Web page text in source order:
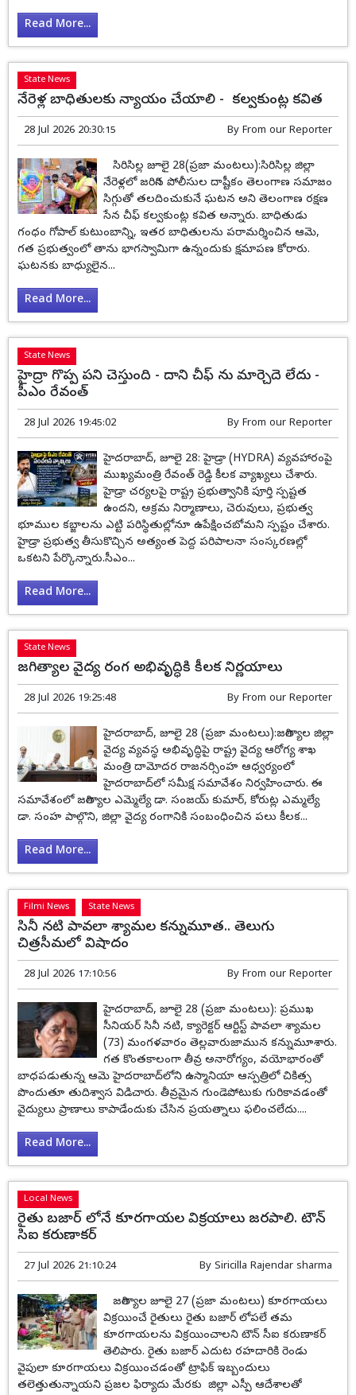
Read More...
State News
నేరెళ్ల బాధితులకు న్యాయం చేయాలి - కల్వకుంట్ల కవిత
28 Jul 2026 20:30:15 By From our Reporter
సిరిసిల్ల జూలై 28(ప్రజా మంటలు):సిరిసిల్ల జిల్లా
నేరెళ్లలో జరిగిన పోలీసుల దాష్టీకం తెలంగాణ సమాజం
సిగ్గుతో తలదించుకునే ఘటన అని తెలంగాణ రక్షణ
సేన చీఫ్ కల్వకుంట్ల కవిత అన్నారు. బాధితుడు
గంధం గోపాల్ కుటుంబాన్ని, ఇతర బాధితులను పరామర్శించిన ఆమె,
గత ప్రభుత్వంలో తాను భాగస్వామిగా ఉన్నందుకు క్షమాపణ కోరారు.
ఘటనకు బాధ్యులైన...
Read More...
State News
హైద్రా గొప్ప పని చెస్తుంది - దాని చీఫ్ ను మార్చెదె లేదు -
పీఎం రేవంత్
28 Jul 2026 19:45:02 By From our Reporter
హైదరాబాద్, జూలై 28: హైడ్రా (HYDRA) వ్యవహారంపై
ముఖ్యమంత్రి రేవంత్ రెడ్డి కీలక వ్యాఖ్యలు చేశారు.
హైడ్రా చర్యలపై రాష్ట్ర ప్రభుత్వానికి పూర్తి స్పష్టత
ఉందని, అక్రమ నిర్మాణాలు, చెరువులు, ప్రభుత్వ
భూముల కబ్జాలను ఎట్టి పరిస్థితుల్లోనూ ఉపేక్షించబోమని స్పష్టం చేశారు.
హైడ్రా ప్రభుత్వ తీసుకొచ్చిన అత్యంత పెద్ద పరిపాలనా సంస్కరణల్లో
ఒకటని పేర్కొన్నారు.సీఎం...
Read More...
State News
జగిత్యాల వైద్య రంగ అభివృద్ధికి కీలక నిర్ణయాలు
28 Jul 2026 19:25:48 By From our Reporter
హైదరాబాద్, జూలై 28 (ప్రజా మంటలు):జగిత్యాల జిల్లా
వైద్య వ్యవస్థ అభివృద్ధిపై రాష్ట్ర వైద్య ఆరోగ్య శాఖ
మంత్రి దామోదర రాజనర్సింహ ఆధ్వర్యంలో
హైదరాబాద్‌లో సమీక్ష సమావేశం నిర్వహించారు. ఈ
సమావేశంలో జగిత్యాల ఎమ్మెల్యే డా. సంజయ్ కుమార్, కోరుట్ల ఎమ్మల్యే
డా. సంహ పాల్గొని, జిల్లా వైద్య రంగానికి సంబంధించిన పలు కీలక...
Read More...
Filmi News State News
సినీ నటి పావలా శ్యామల కన్నుమూత.. తెలుగు
చిత్రసీమలో విషాదం
28 Jul 2026 17:10:56 By From our Reporter
హైదరాబాద్, జూలై 28 (ప్రజా మంటలు): ప్రముఖ
సీనియర్ సినీ నటి, క్యారెక్టర్ ఆర్టిస్ట్ పావలా శ్యామల
(73) మంగళవారం తెల్లవారుజామున కన్నుమూశారు.
గత కొంతకాలంగా తీవ్ర అనారోగ్యం, వయోభారంతో
బాధపడుతున్న ఆమె హైదరాబాద్‌లోని ఉస్మానియా ఆస్పత్రిలో చికిత్స
పొందుతూ తుదిశ్వాస విడిచారు. తీవ్రమైన గుండెపోటుకు గురికావడంతో
వైద్యులు ప్రాణాలు కాపాడేందుకు చేసిన ప్రయత్నాలు ఫలించలేదు....
Read More...
Local News
రైతు బజార్ లోనే కూరగాయల విక్రయాలు జరపాలి. టౌన్
సిఐ కరుణాకర్
27 Jul 2026 21:10:24 By Siricilla Rajendar sharma
జగిత్యాల జూలై 27 (ప్రజా మంటలు) కూరగాయలు
విక్రయించే రైతులు రైతు బజార్ లోపలే తమ
కూరగాయలను విక్రయించాలని టౌన్ సీఐ కరుణాకర్
తెలిపారు. రైతు బజార్ ఎదుట రహదారికి రెండు
వైపులా కూరగాయలు విక్రయించడంతో ట్రాఫిక్ ఇబ్బందులు
తలెత్తుతున్నాయని ప్రజల ఫిర్యాదు మేరకు జిల్లా ఎస్పీ ఆదేశాలతో